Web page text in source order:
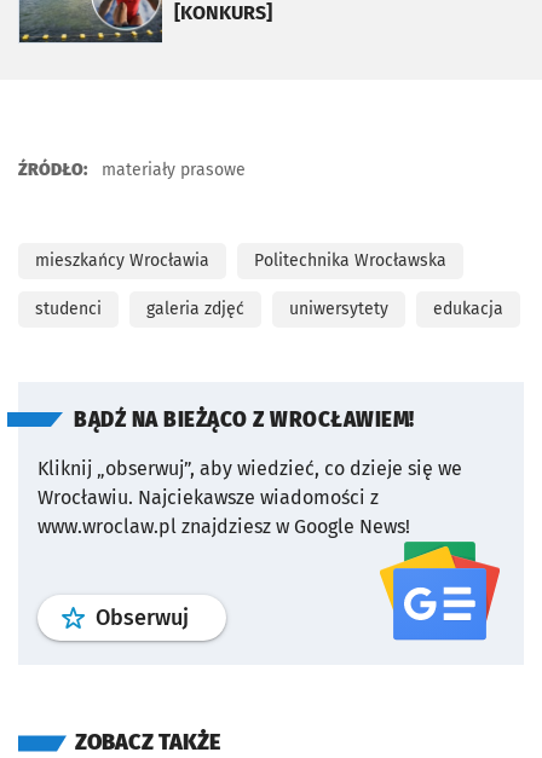
[KONKURS]
ŹRÓDŁO: materiały prasowe
mieszkańcy Wrocławia Politechnika Wrocławska
studenci galeria zdjęć uniwersytety edukacja
BĄDŹ NA BIEŻĄCO Z WROCŁAWIEM!
Kliknij „obserwuj”, aby wiedzieć, co dzieje się we
Wrocławiu. Najciekawsze wiadomości z
www.wroclaw.pl znajdziesz w Google News!
Obserwuj profil serwisu
ZOBACZ TAKŻE